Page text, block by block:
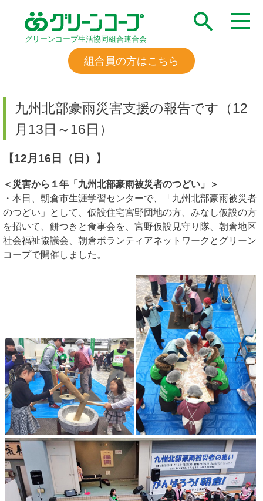
グリーンコープ生活協同組合連合会
組合員の方はこちら
九州北部豪雨災害支援の報告です（12
月13日～16日）
【12月16日（日）】
＜災害から１年「九州北部豪雨被災者のつどい」＞
・本日、朝倉市生涯学習センターで、「九州北部豪雨被災者
のつどい」として、仮設住宅宮野団地の方、みなし仮設の方
を招いて、 餅つきと食事会を、宮野仮設見守り隊、朝倉地区
社会福祉協議会、朝倉ボランティアネットワークとグリーン
コープで開催しました。